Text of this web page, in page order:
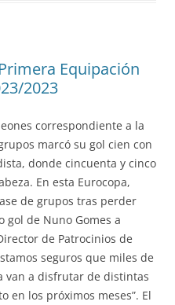
Equipación
2023
correspondiente a la
marcó su gol cien con
donde cincuenta y cinco
En esta Eurocopa,
de grupos tras perder
gol de Nuno Gomes a
de Patrocinios de
seguros que miles de
van a disfrutar de distintas
en los próximos meses”. El